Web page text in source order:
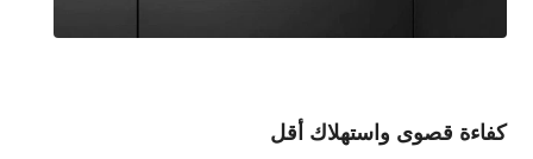
كفاءة قصوى واستهلاك أقل